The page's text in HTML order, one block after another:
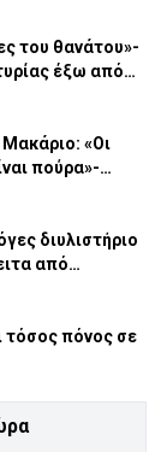
του θανάτου»-
έξω από
«Οι
πούρα»-
1964
διυλιστήριο
από
τόσος πόνος σε
Νέα ποινική